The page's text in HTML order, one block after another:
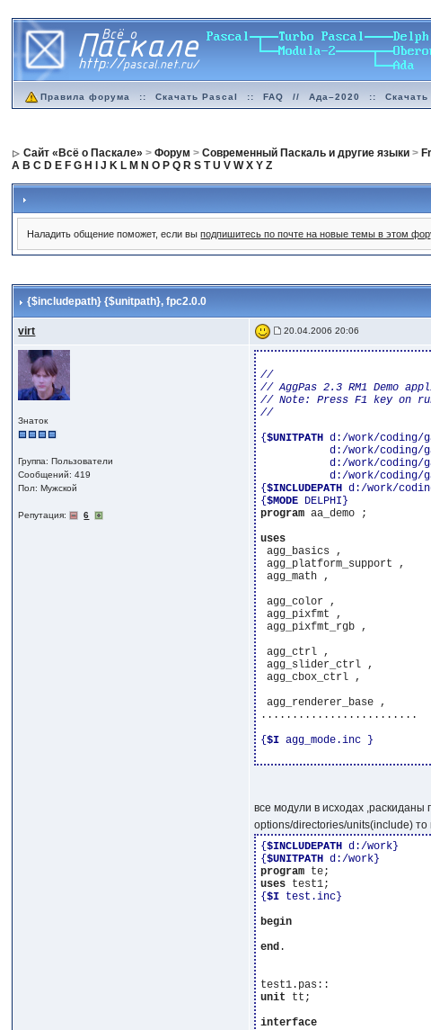
Правила форума :: Скачать Pascal :: FAQ // Ада–2020 :: Скачать
Сайт «Всё о Паскале» >Форум >Современный Паскаль и другие языки >
A B C D E F G H J K L M N O P Q R S T U V W X Y Z
Наладить общение поможет, если выподпишитесь по почте на новые темы в этом
{$includepath} {$unitpath}, fpc2.0.0
virt 20.04.2006 20:06
Знаток
Группа: Пользователи
Сообщений: 419
Пол: Мужской
Репутация: 6
{$UNITPATH d:/work/coding/
d:/work/coding/
d:/work/coding/
d:/work/coding/
{$INCLUDEPATH d:/work/
{$MODE DELPHI}
program aa_demo ;
uses
agg_basics ,
agg_platform_support ,
agg_math ,
agg_color ,
agg_pixfmt ,
agg_pixfmt_rgb ,
agg_ctrl ,
agg_slider_ctrl ,
agg_cbox_ctrl ,
agg_renderer_base ,
.........................
{$I agg_mode.inc }
все модули в исходах
options/directories/units(include)
{$INCLUDEPATH d:/work}
{$UNITPATH d:/work}
program
uses
{$I test.inc}
begin
end .
unit
tt;
interface